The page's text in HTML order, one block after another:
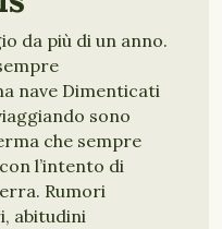
da più di un anno.
nave Dimenticati
sono
che sempre
l’intento di
Rumori
abitudini